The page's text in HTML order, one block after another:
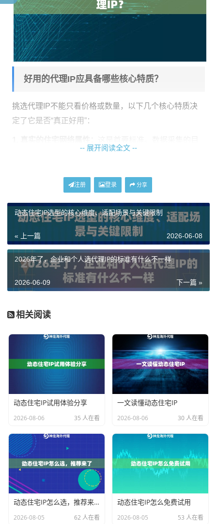
好用的代理IP应具备哪些核心特质？
挑选代理IP不能只看价格或数量，以下几个核心特质决
定了它是否“真正好用”：
通用户访问行为，避免被轻易封禁。例如，
源自全球本地ISP宽带网络，拥有极高的环境可信度。
2. 高成功率与稳定性：数据采集往往是自动化、持续性
的任务。代理IP服务的连接成功率直接关系到任务能否
顺畅运行。一个优秀的服务应能提供99.9%或更高的正常
运行保障，确保你的爬虫或采集脚本不会因网络波动而
频繁中断。
3. 灵活的时效与定位控制：
短时间、高频次更换IP；而模拟用户会话则可能需要一
个IP保持较长时间的稳定连接。能够自定义会话时长
（如1分钟至数小时），并支持国家、州甚至城市级别的
精准定位，将极大提升采集的效率和针对性。
4. 充足的资源与带宽：
对于大规模、高并发的采集任
务，IP池的规模和带宽至关重要。资源紧张会导致IP重复
属IP池、是否 不限IP使用数量
Gbps级别的高带宽，是评估其能否支撑长期、重型业务
如何根据你的业务场景选择？
-- 展开阅读全文 --
注册 登录 分享
动态住宅IP选型的核心维度、适配场景与关键限制
« 上一篇 2026-06-08
2026年了，企业和个人选代理IP的标准有什么不一样
下一篇 »
2026-06-09
相关阅读
动态住宅IP试用体验分享
2026-08-06 35 人在看
一文读懂动态住宅IP
2026-08-06 30 人在看
动态住宅IP怎么选，推荐来了
2026-08-05 62 人在看
动态住宅IP怎么免费试用
2026-08-05 53 人在看